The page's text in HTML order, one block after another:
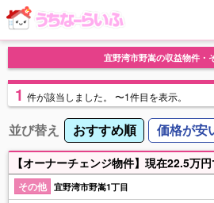
宜野湾市野嵩の収益物件・
1 件が該当しました。 〜1件目を表示。
並び替え おすすめ順 価格が安
その他 宜野湾市野嵩1丁目